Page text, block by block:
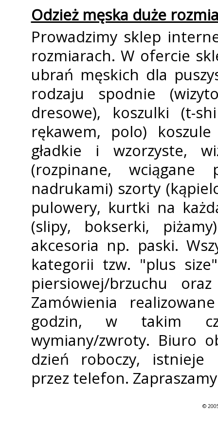
Odzież męska duże
Prowadzimy sklep
rozmiarach. W ofercie
ubrań męskich dla
rodzaju spodnie
dresowe), koszulki (t-
rękawem, polo)
gładkie i wzorzyste,
(rozpinane,
nadrukami) szorty
pulowery, kurtki na
(slipy, bokserki,
akcesoria np. paski.
kategorii tzw. "plus
piersiowej/brzuchu
Zamówienia
godzin, w takim
wymiany/zwroty. Biuro
dzień roboczy, istnieje
przez telefon.
©